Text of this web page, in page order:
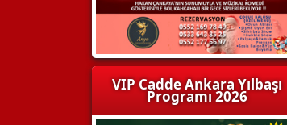
VIP Cadde Ankara Yılbaşı
Programı 2026